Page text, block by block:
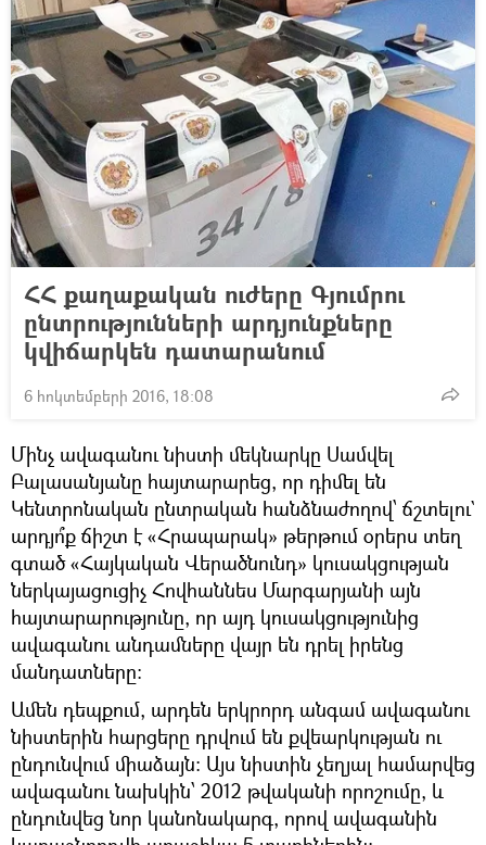
ՀՀ քաղաքական ուժերը Գյումրու
ընտրությունների արդյունքները
կվիճարկեն դատարանում
6 հոկտեմբերի 2016, 18:08
Մինչ ավագանու նիստի մեկնարկը Սամվել
Բալասանյանը հայտարարեց, որ դիմել են
Կենտրոնական ընտրական հանձնաժողով՝ ճշտելու`
արդյո՞ք ճիշտ է «Հրապարակ» թերթում օրերս տեղ
գտած «Հայկական Վերածնունդ» կուսակցության
ներկայացուցիչ Հովհաննես Մարգարյանի այն
հայտարարությունը, որ այդ կուսակցությունից
ավագանու անդամները վայր են դրել իրենց
մանդատները:
Ամեն դեպքում, արդեն երկրորդ անգամ ավագանու
նիստերին հարցերը դրվում են քվեարկության ու
ընդունվում միաձայն: Այս նիստին չեղյալ համարվեց
ավագանու նախկին՝ 2012 թվականի որոշումը, և
ընդունվեց նոր կանոնակարգ, որով ավագանին